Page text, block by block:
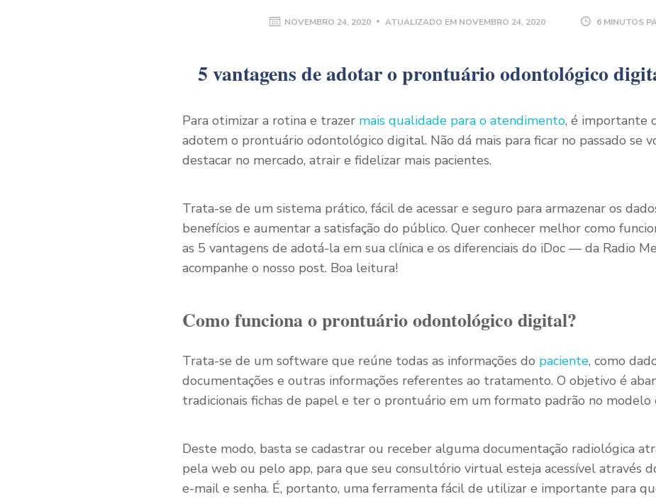
NOVEMBRO 24, 2020 ATUALIZADO EM NOVEMBRO 24, 2020 6 MINUTOS
5 vantagens de adotar o prontuário odontológico
Para otimizar a rotina e trazer mais qualidade para o atendimento, é importante
adotem o prontuário odontológico digital. Não dá mais para ficar no passado se
destacar no mercado, atrair e fidelizar mais pacientes.
Trata-se de um sistema prático, fácil de acessar e seguro para armazenar os
benefícios e aumentar a satisfação do público. Quer conhecer melhor como
as 5 vantagens de adotá-la em sua clínica e os diferenciais do iDoc — da Radio
acompanhe o nosso post. Boa leitura!
Como funciona o prontuário odontológico digital?
Trata-se de um software que reúne todas as informações do paciente, como
documentações e outras informações referentes ao tratamento. O objetivo é
tradicionais fichas de papel e ter o prontuário em um formato padrão no modelo
Deste modo, basta se cadastrar ou receber alguma documentação radiológica
pela web ou pelo app, para que seu consultório virtual esteja acessível através
e-mail e senha. É, portanto, uma ferramenta fácil de utilizar e importante para